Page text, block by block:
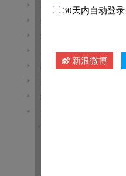
珠海市
肇庆市
江门市
茂名市
韶关市
揭阳市
潮州市
30天内自动登录
新浪微博